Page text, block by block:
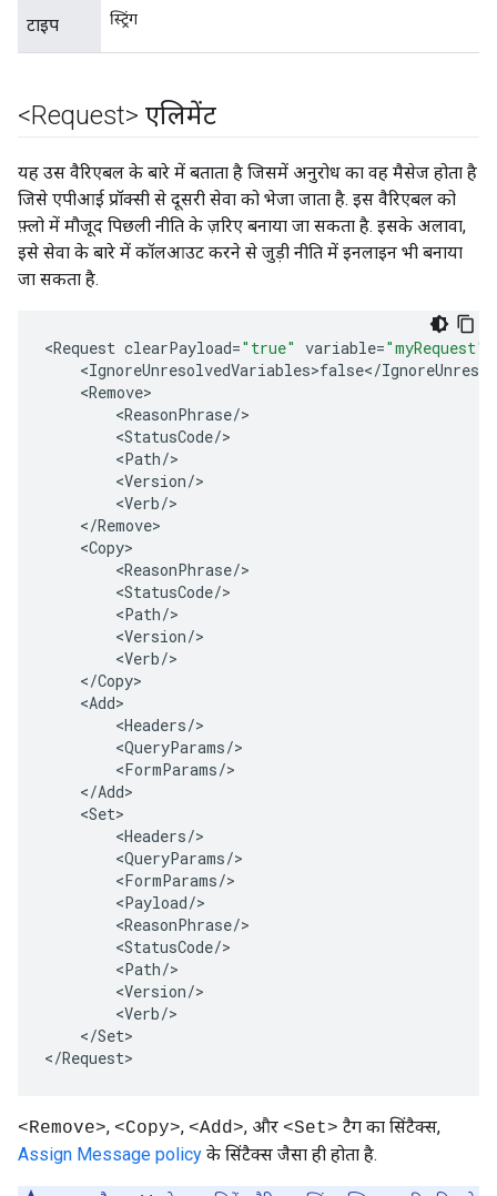
टाइप स्ट्रिंग
<Request> एलिमेंट
यह उस वैरिएबल के बारे में बताता है जिसमें अनुरोध का वह मैसेज होता है
जिसे एपीआई प्रॉक्सी से दूसरी सेवा को भेजा जाता है. इस वैरिएबल को
फ़्लो में मौजूद पिछली नीति के ज़रिए बनाया जा सकता है. इसके अलावा,
इसे सेवा के बारे में कॉलआउट करने से जुड़ी नीति में इनलाइन भी बनाया
जा सकता है.
<Request clearPayload="true" variable="myRequest"
<IgnoreUnresolvedVariables>false</
<Remove
<ReasonPhrase/
<StatusCode/
<Path/
<Version/
<Verb/
</Remove
<Copy
<ReasonPhrase/
<StatusCode/
<Path/
<Version/
<Verb/
</Copy
<Add
<Headers/
<QueryParams/
<FormParams/
</Add
<Set
<Headers/
<QueryParams/
<FormParams/
<Payload/
<ReasonPhrase/
<StatusCode/
<Path/
<Version/
<Verb/
</Set>
</Request>
<Remove>, <Copy>, <Add>, और <Set> टैग का सिंटैक्स,
Assign Message policy के सिंटैक्स जैसा ही होता है.